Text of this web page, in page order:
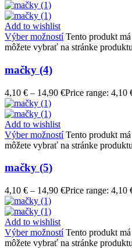
Add to wishlist
Výber možností Tento produkt
môžete vybrať na stránke
mačky (4)
4,10 € – 14,90 €Price range: 4,10
Add to wishlist
Výber možností Tento produkt
môžete vybrať na stránke
mačky (5)
4,10 € – 14,90 €Price range: 4,10
Add to wishlist
Výber možností Tento produkt
môžete vybrať na stránke